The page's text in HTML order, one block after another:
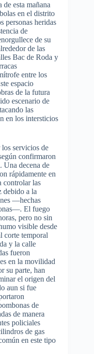
esta mañana
en el distrito
personas heridas
de
de su
de las
Bac de Roda y
entre los
espacio
de la futura
escenario de
las
en los intersticios
servicios de
confirmaron
Una decena de
rápidamente en
controlar las
debido a la
—hechas
El fuego
pero no sin
visible desde
corte temporal
y la calle
fueron
en la movilidad
su parte, han
el origen del
aun si fue
de
de manera
policiales
de gas
en este tipo